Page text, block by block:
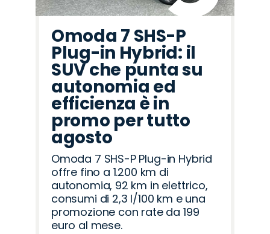
Omoda 7 SHS-P
Plug-in Hybrid: il
SUV che punta su
autonomia ed
efficienza è in
promo per tutto
agosto
Omoda 7 SHS-P Plug-in Hybrid
offre fino a 1.200 km di
autonomia, 92 km in elettrico,
consumi di 2,3 l/100 km e una
promozione con rate da 199
euro al mese.